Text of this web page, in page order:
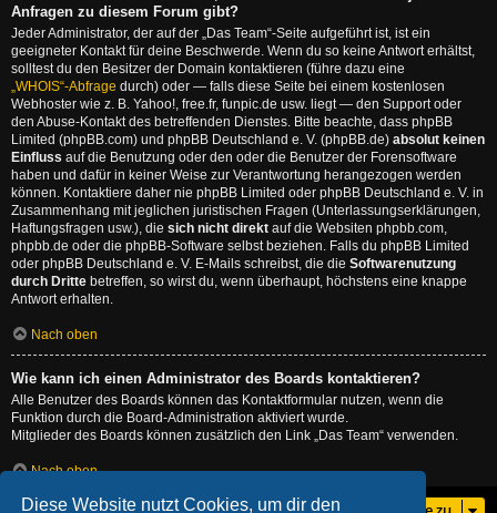
Diese Website nutzt Cookies, um dir den
Anfragen zu diesem Forum gibt?
Jeder Administrator, der auf der „Das Team“-Seite aufgeführt ist, ist ein
geeigneter Kontakt für deine Beschwerde. Wenn du so keine Antwort erhältst,
solltest du den Besitzer der Domain kontaktieren (führe dazu eine
„WHOIS“-Abfrage durch) oder — falls diese Seite bei einem kostenlosen
Webhoster wie z. B. Yahoo!, free.fr, funpic.de usw. liegt — den Support oder
den Abuse-Kontakt des betreffenden Dienstes. Bitte beachte, dass phpBB
Limited (phpBB.com) und phpBB Deutschland e. V. (phpBB.de) absolut keinen
Einfluss auf die Benutzung oder den oder die Benutzer der Forensoftware
haben und dafür in keiner Weise zur Verantwortung herangezogen werden
können. Kontaktiere daher nie phpBB Limited oder phpBB Deutschland e. V. in
Zusammenhang mit jeglichen juristischen Fragen (Unterlassungserklärungen,
Haftungsfragen usw.), die sich nicht direkt auf die Websiten phpbb.com,
phpbb.de oder die phpBB-Software selbst beziehen. Falls du phpBB Limited
oder phpBB Deutschland e. V. E-Mails schreibst, die die Softwarenutzung
durch Dritte betreffen, so wirst du, wenn überhaupt, höchstens eine knappe
Antwort erhalten.
Nach oben
Wie kann ich einen Administrator des Boards kontaktieren?
Alle Benutzer des Boards können das Kontaktformular nutzen, wenn die
Funktion durch die Board-Administration aktiviert wurde.
Mitglieder des Boards können zusätzlich den Link „Das Team“ verwenden.
Nach oben